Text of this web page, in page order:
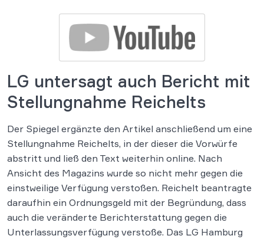
LG untersagt auch Bericht mit
Stellungnahme Reichelts
Der Spiegel ergänzte den Artikel anschließend um eine
Stellungnahme Reichelts, in der dieser die Vorwürfe
abstritt und ließ den Text weiterhin online. Nach
Ansicht des Magazins wurde so nicht mehr gegen die
einstweilige Verfügung verstoßen. Reichelt beantragte
daraufhin ein Ordnungsgeld mit der Begründung, dass
auch die veränderte Berichterstattung gegen die
Unterlassungsverfügung verstoße. Das LG Hamburg